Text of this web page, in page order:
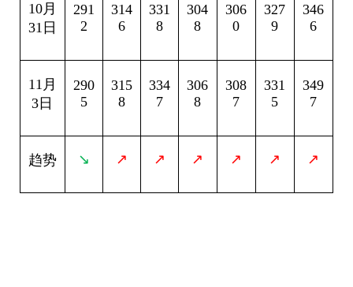
10月
31日
291
2
314
6
331
8
304
8
306
0
327
9
346
6
11 月
3日
290
5
315
8
334
7
306
8
308
7
331
5
349
7
趋势 ↘ ↗ ↗ ↗ ↗ ↗ ↗